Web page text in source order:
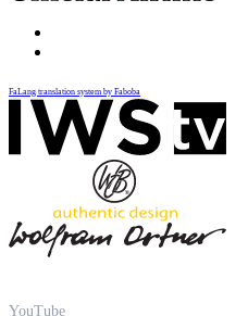
FaLang translation system by Faboba
YouTube